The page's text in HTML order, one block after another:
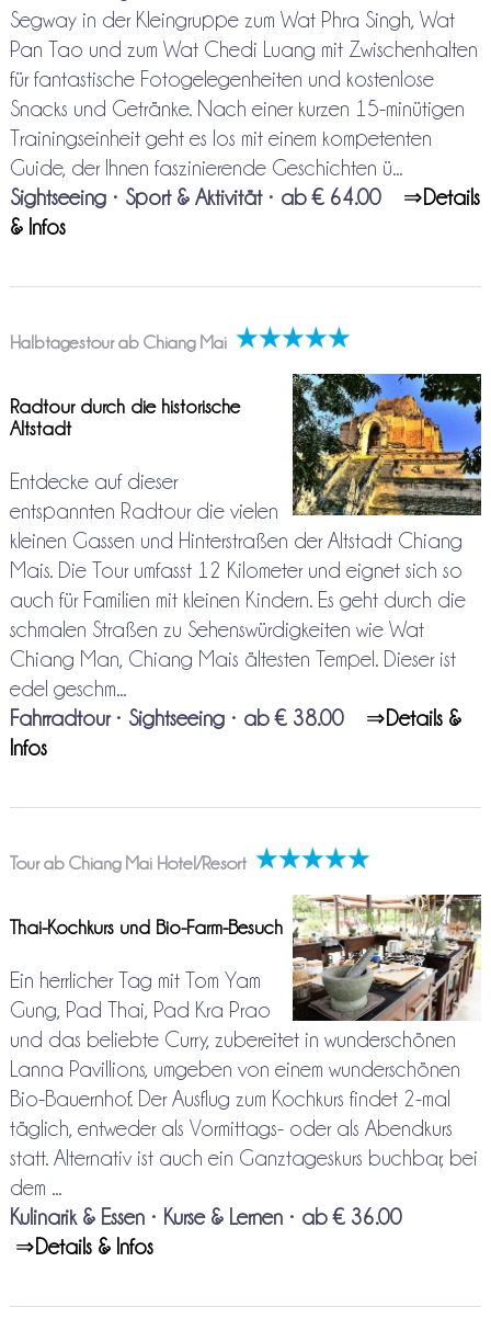
Segway in der Kleingruppe zum Wat Phra Singh, Wat
Pan Tao und zum Wat Chedi Luang mit Zwischenhalten
für fantastische Fotogelegenheiten und kostenlose
Snacks und Getränke. Nach einer kurzen 15-minütigen
Trainingseinheit geht es los mit einem kompetenten
Guide, der Ihnen faszinierende Geschichten ü...
Sightseeing• Sport & Aktivität• ab € 64.00 ⇒Details
& Infos
Halbtagestour ab Chiang Mai
Radtour durch die historische
Altstadt
Entdecke auf dieser
entspannten Radtour die vielen
kleinen Gassen und Hinterstraßen der Altstadt Chiang
Mais. Die Tour umfasst 12 Kilometer und eignet sich so
auch für Familien mit kleinen Kindern. Es geht durch die
schmalen Straßen zu Sehenswürdigkeiten wie Wat
Chiang Man, Chiang Mais ältesten Tempel. Dieser ist
edel geschm...
Fahrradtour• Sightseeing• ab € 38.00 ⇒Details &
Infos
Tour ab Chiang Mai Hotel/Resort
Thai-Kochkurs und Bio-Farm-Besuch
Ein herrlicher Tag mit Tom Yam
Gung, Pad Thai, Pad Kra Prao
und das beliebte Curry, zubereitet in wunderschönen
Lanna Pavillions, umgeben von einem wunderschönen
Bio-Bauernhof. Der Ausflug zum Kochkurs findet 2-mal
täglich, entweder als Vormittags- oder als Abendkurs
statt. Alternativ ist auch ein Ganztageskurs buchbar, bei
dem ...
Kulinarik & Essen• Kurse & Lernen• ab € 36.00
⇒Details & Infos